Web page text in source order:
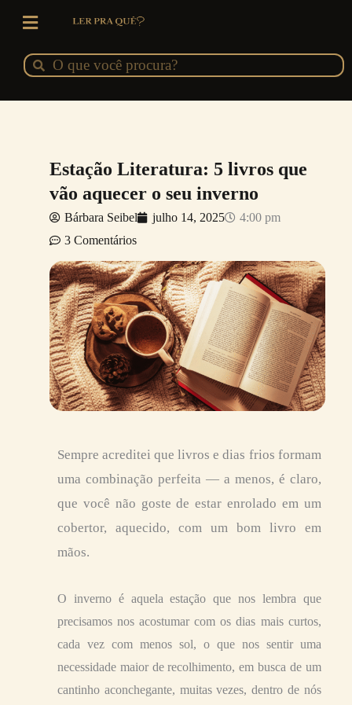
conteúdo
Pesquisar
Pesquisar
Estação Literatura: 5 livros que
vão aquecer o seu inverno
Bárbara Seibel julho 14, 2025
4:00 pm
3 Comentários
Sempre acreditei que livros e dias frios formam
uma combinação perfeita — a menos, é claro,
que você não goste de estar enrolado em um
cobertor, aquecido, com um bom livro em
mãos.
O inverno é aquela estação que nos lembra que
precisamos nos acostumar com os dias mais curtos,
cada vez com menos sol, o que nos sentir uma
necessidade maior de recolhimento, em busca de um
cantinho aconchegante, muitas vezes, dentro de nós